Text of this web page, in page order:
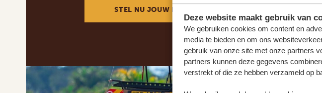
Deze website maakt gebruik van
We gebruiken cookies om content en
media te bieden en om ons
gebruik van onze site met onze partners
partners kunnen deze gegevens
verstrekt of die ze hebben verzameld op
STEL NU JOUW DROOMREIS SAMEN